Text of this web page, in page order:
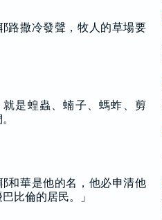
路撒冷發聲，牧人的草場要
就是蝗蟲、蝻子、螞蚱、剪
和華是他的名，他必申清他
比倫的居民。」